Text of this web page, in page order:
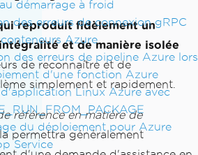
démarrage à froid
des erreurs de connexion gRPC
Azure
des erreurs de pipeline Azure lors
d'une fonction Azure
d'application Linux Azure avec
du déploiement pour Azure
Service
reproduit fidèlement un
et de manière isolée
de reconnaître et de
simplement et rapidement.
référence en matière de
permettra généralement